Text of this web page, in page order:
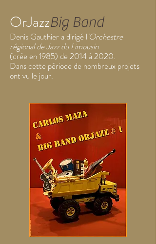
OrJazzBig Band
Denis Gauthier a dirigé l'Orchestre
régional de Jazz du Limousin
(crée en 1985) de 2014 à 2020.
Dans cette période de nombreux projets
ont vu le jour.